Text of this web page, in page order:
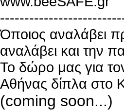
Όποιος αναλάβει
αναλάβει και την
Το δώρο μας για
Αθήνας δίπλα στο
(coming soon...)